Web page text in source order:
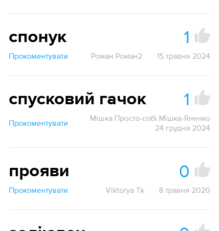
спонук 1
Прокоментувати Роман Роман2 15 травня 2024
спусковий гачок 1
Прокоментувати
Мішка Просто-собі Мішка-Яненко
24 грудня 2024
прояви 0
Прокоментувати Viktorya Tk 8 травня 2020